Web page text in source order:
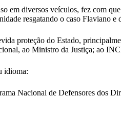
em diversos veículos, fez com
resgatando o caso Flaviano e
proteção do Estado,
ao Ministro da Justiça; ao
idioma:
Nacional de Defensores dos